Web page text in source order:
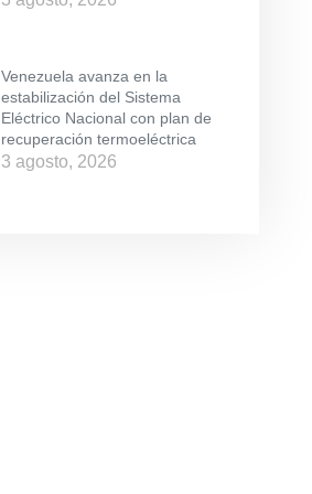
Venezuela avanza en la
estabilización del Sistema
Eléctrico Nacional con plan de
recuperación termoeléctrica
3 agosto, 2026